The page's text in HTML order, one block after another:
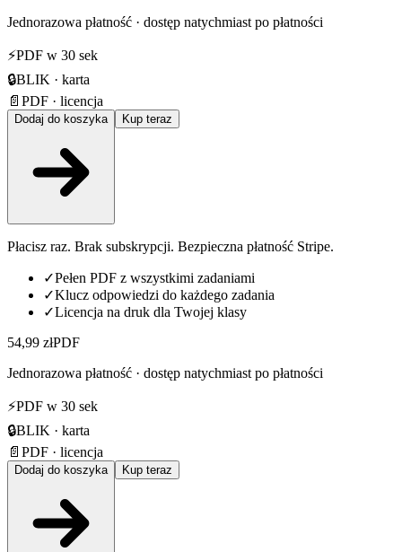
Jednorazowa płatność · dostęp natychmiast po płatności
⚡PDF w 30 sek
🔒BLIK · karta
📄 PDF · licencja
Dodaj do koszyka Kup teraz
Płacisz raz. Brak subskrypcji. Bezpieczna płatność Stripe.
✓Pełen PDF z wszystkimi zadaniami
✓Klucz odpowiedzi do każdego zadania
✓Licencja na druk dla Twojej klasy
54,99 złPDF
Jednorazowa płatność · dostęp natychmiast po płatności
⚡PDF w 30 sek
🔒BLIK · karta
📄 PDF · licencja
Dodaj do koszyka Kup teraz